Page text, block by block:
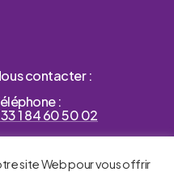
contacter :
:
1 84 60 50 02
site Web pour vous offrir